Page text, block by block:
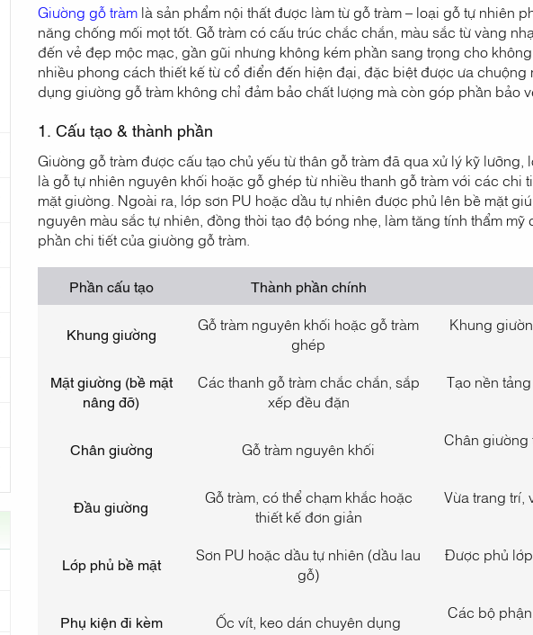
Giường gỗ tràmlà sản phẩm nội thất được làm từ gỗ tràm – loại gỗ tự nhiên
năng chống mối mọt tốt. Gỗ tràm có cấu trúc chắc chắn, màu sắc từ vàng
đến vẻ đẹp mộc mạc, gần gũi nhưng không kém phần sang trọng cho
nhiều phong cách thiết kế từ cổ điển đến hiện đại, đặc biệt được ưa
dụng giường gỗ tràm không chỉ đảm bảo chất lượng mà còn góp phần bảo
1. Cấu tạo & thành phần
Giường gỗ tràm được cấu tạo chủ yếu từ thân gỗ tràm đã qua xử lý kỹ
là gỗ tự nhiên nguyên khối hoặc gỗ ghép từ nhiều thanh gỗ tràm với các
mặt giường. Ngoài ra, lớp sơn PU hoặc dầu tự nhiên được phủ lên bề mặt
nguyên màu sắc tự nhiên, đồng thời tạo độ bóng nhẹ, làm tăng tính thẩm
phần chi tiết của giường gỗ tràm.
Phần cấu tạo Thành phần chính
Khung giường
Gỗ tràm nguyên khối hoặc gỗ tràm
ghép
Khung
Mặt giường (bề mặt
nâng đỡ)
Các thanh gỗ tràm chắc chắn, sắp
xếp đều đặn
Tạo nền
Chân giường Gỗ tràm nguyên khối
Chân giường
Đầu giường
Gỗ tràm, có thể chạm khắc hoặc
thiết kế đơn giản
Vừa trang trí,
Lớp phủ bề mặt
Sơn PU hoặc dầu tự nhiên (dầu lau
gỗ)
Được phủ
Phụ kiện đi kèm Ốc vít, keo dán chuyên dụng
Các bộ